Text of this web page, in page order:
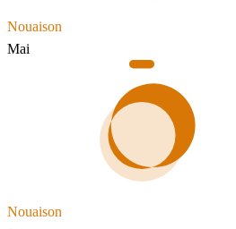
Nouaison
Mai
Nouaison